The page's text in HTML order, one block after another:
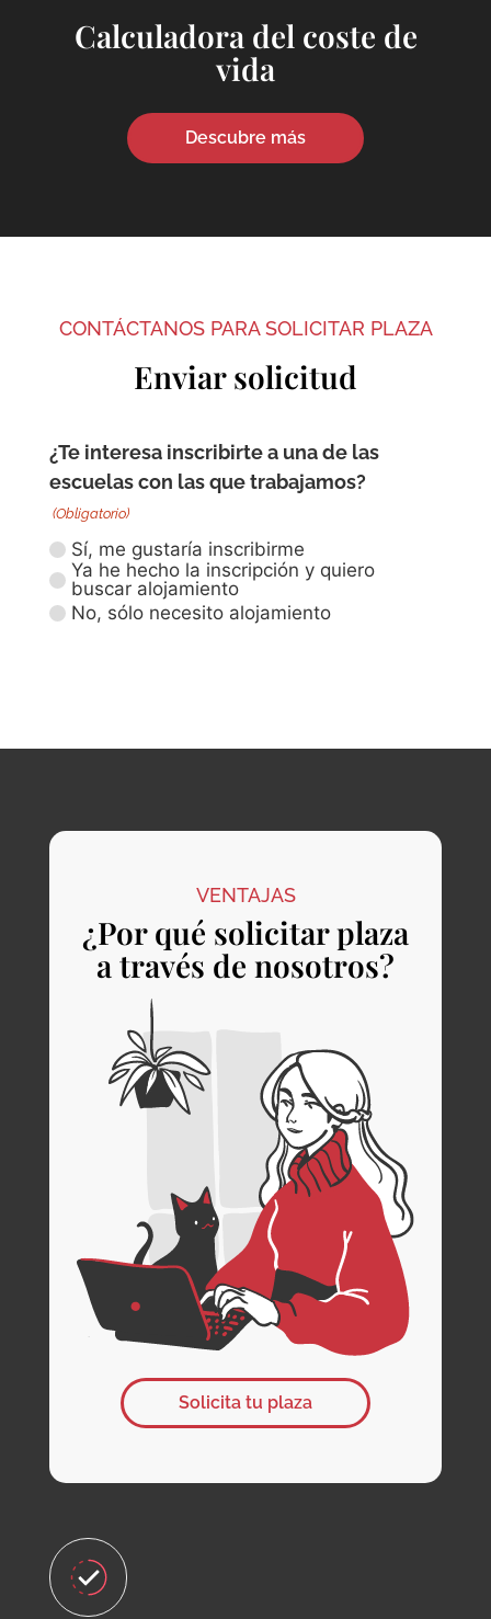
Calculadora del coste de
vida
Descubre más
CONTÁCTANOS PARA SOLICITAR PLAZA
Enviar solicitud
¿Te interesa inscribirte a una de las
escuelas con las que trabajamos?
(Obligatorio)
Sí, me gustaría inscribirme
Ya he hecho la inscripción y quiero
buscar alojamiento
No, sólo necesito alojamiento
VENTAJAS
¿Por qué solicitar plaza
a través de nosotros?
Solicita tu plaza